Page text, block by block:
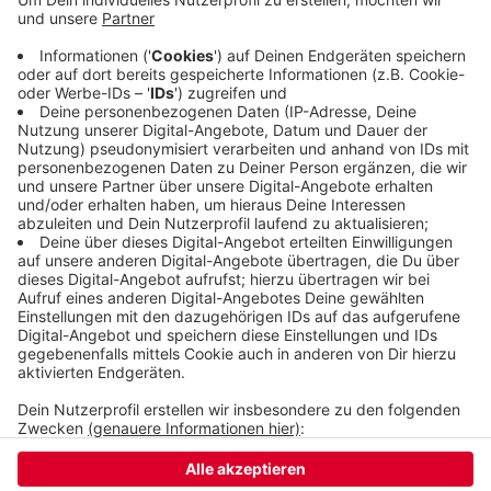
Fahrspur des Busses gewechselt, weswegen der
Busfahrer in die Eisen gehen musste. Der weiße
Sprinter fuhr weiter - die Polizei hofft, den Wagen
mithilfe von Zeugen zu finden. Der Unfall passierte
gestern um 16:50 Uhr.
Veröffentlicht:Mittwoch, 18.12.2024 15:46
Anzeige